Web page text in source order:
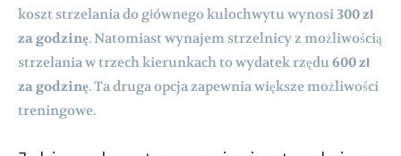
koszt strzelania do głównego kulochwytu wynosi300 zł
za godzinę. Natomiast wynajem strzelnicy z możliwością
strzelania w trzech kierunkach to wydatek rzędu600 zł
za godzinę. Ta druga opcja zapewnia większe możliwości
treningowe.